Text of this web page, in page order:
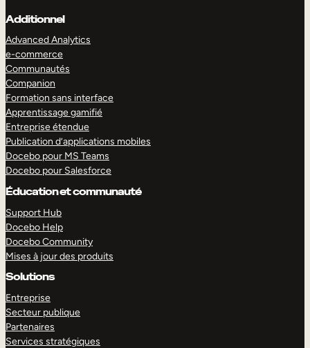
Additionnel
Advanced Analytics
e-commerce
Communautés
Companion
Formation sans interface
Apprentissage gamifié
Entreprise étendue
Publication d’applications mobiles
Docebo pour MS Teams
Docebo pour Salesforce
Éducation et communauté
Support Hub
Docebo Help
Docebo Community
Mises à jour des produits
Solutions
Entreprise
Secteur publique
Partenaires
Services stratégiques